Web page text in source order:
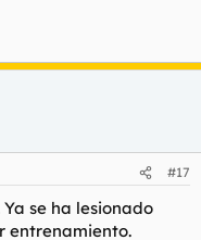
#17
se ha lesionado
entrenamiento.